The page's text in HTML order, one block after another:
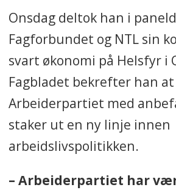
Onsdag deltok han i
Fagforbundet og NTL sin
svart økonomi på Helsfyr i
Fagbladet bekrefter han at
Arbeiderpartiet med
staker ut en ny linje innen
arbeidslivspolitikken.
– Arbeiderpartiet har